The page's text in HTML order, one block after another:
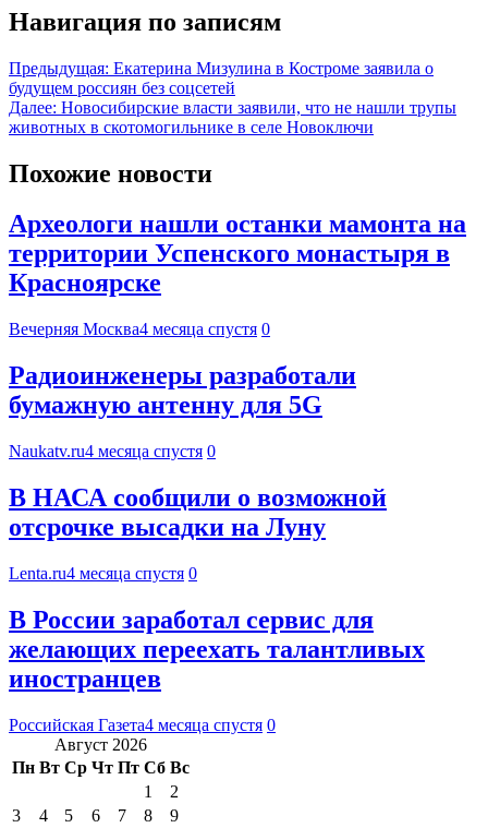
Навигация по записям
Предыдущая: Екатерина Мизулина в Костроме заявила о
будущем россиян без соцсетей
Далее: Новосибирские власти заявили, что не нашли трупы
животных в скотомогильнике в селе Новоключи
Похожие новости
Археологи нашли останки мамонта на
территории Успенского монастыря в
Красноярске
Вечерняя Москва4 месяца спустя 0
Радиоинженеры разработали
бумажную антенну для 5G
Naukatv.ru4 месяца спустя 0
В НАСА сообщили о возможной
отсрочке высадки на Луну
Lenta.ru4 месяца спустя 0
В России заработал сервис для
желающих переехать талантливых
иностранцев
Российская Газета4 месяца спустя 0
Август 2026
Пн Вт Ср Чт Пт Сб Вс
1
2
3
4 5 6 7 8
9